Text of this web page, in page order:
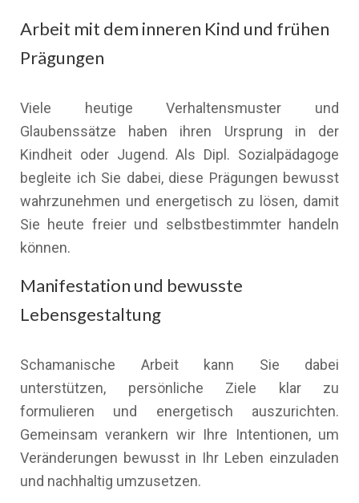
Arbeit mit dem inneren Kind und frühen
Prägungen
Viele heutige Verhaltensmuster und
Glaubenssätze haben ihren Ursprung in der
Kindheit oder Jugend. Als Dipl. Sozialpädagoge
begleite ich Sie dabei, diese Prägungen bewusst
wahrzunehmen und energetisch zu lösen, damit
Sie heute freier und selbstbestimmter handeln
können.
Manifestation und bewusste
Lebensgestaltung
Schamanische Arbeit kann Sie dabei
unterstützen, persönliche Ziele klar zu
formulieren und energetisch auszurichten.
Gemeinsam verankern wir Ihre Intentionen, um
Veränderungen bewusst in Ihr Leben einzuladen
und nachhaltig umzusetzen.